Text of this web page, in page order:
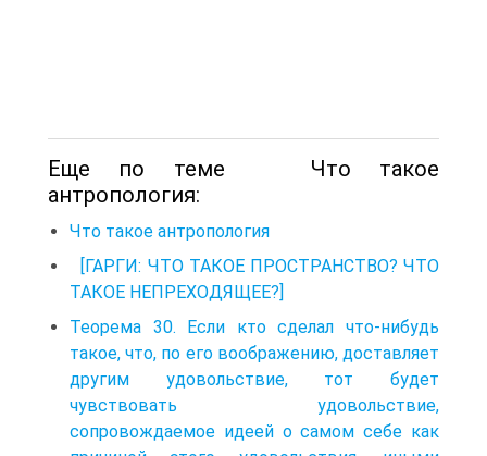
Еще по теме Что такое
антропология:
Что такое антропология
[ГАРГИ: ЧТО ТАКОЕ ПРОСТРАНСТВО? ЧТО
ТАКОЕ НЕПРЕХОДЯЩЕЕ?]
Теорема 30. Если кто сделал что-нибудь
такое, что, по его воображению, доставляет
другим удовольствие, тот будет
чувствовать удовольствие,
сопровождаемое идеей о самом себе как